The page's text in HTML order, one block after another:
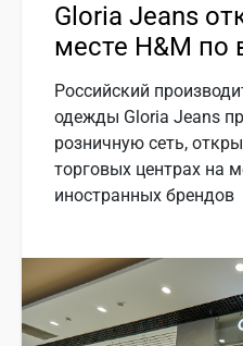
Gloria Jeans
месте H&M по
Российский
одежды Gloria Jeans
розничную сеть,
торговых центрах на
иностранных брендов